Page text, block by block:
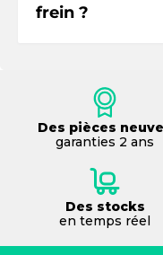
frein ?
Des pièces
garanties 2 ans
Des stocks
en temps réel